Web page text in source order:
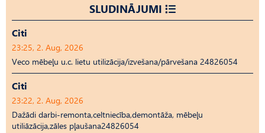
SLUDINĀJUMI
Citi
23:25, 2. Aug, 2026
Veco mēbeļu u.c. lietu utilizācija/izvešana/pārvešana 24826054
Citi
23:22, 2. Aug, 2026
Dažādi darbi-remonta,celtniecība,demontāža, mēbeļu
utiliāzācija,zāles pļaušana24826054